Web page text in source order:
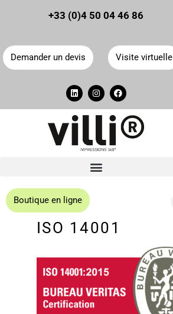
Panneau de gestion des cookies
+33 (0)4 50 04 46 86
Demander un devis Visite virtuelle
Boutique en ligne
ISO 14001